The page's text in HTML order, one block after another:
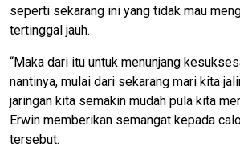
seperti sekarang ini yang tidak mau
tertinggal jauh.
“Maka dari itu untuk menunjang
nantinya, mulai dari sekarang mari kita
jaringan kita semakin mudah pula kita
Erwin memberikan semangat kepada
tersebut.